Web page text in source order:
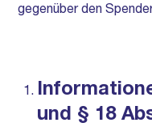
gegenüber den
und § 18